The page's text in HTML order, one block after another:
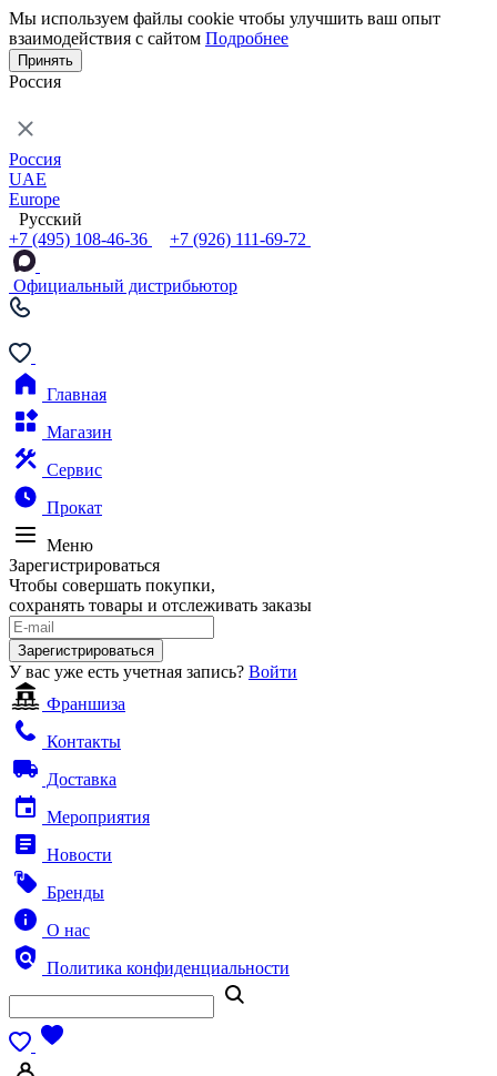
Мы используем файлы cookie чтобы улучшить ваш опыт
взаимодействия с сайтом Подробнее
Принять
Россия
Россия
UAE
Europe
Русский
+7 (495) 108-46-36
+7 (926) 111-69-72
Официальный дистрибьютор
Главная
Магазин
Сервис
Прокат
Меню
Зарегистрироваться
Чтобы совершать покупки,
сохранять товары и отслеживать заказы
Зарегистрироваться
У вас уже есть учетная запись? Войти
Франшиза
Контакты
Доставка
Мероприятия
Новости
Бренды
О нас
Политика конфиденциальности